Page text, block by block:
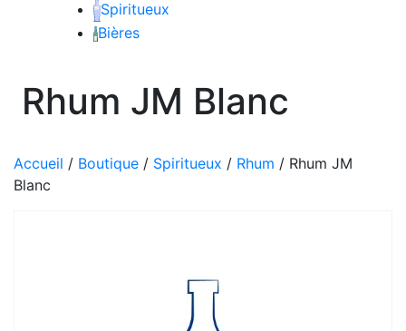
Spiritueux
Bières
Rhum JM Blanc
Accueil / Boutique / Spiritueux / Rhum / Rhum JM
Blanc
Craft Spirit